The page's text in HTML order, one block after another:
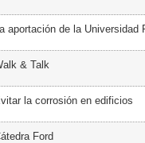
aportación de la Universidad
& Talk
la corrosión en edificios
Ford